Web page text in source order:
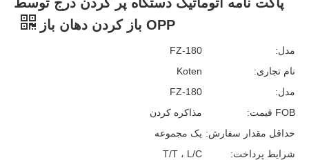
OPP باز کردن دهان باز
مدل:
FZ-180
نام تجاری:
Koten
مدل:
FZ-180
FOB قیمت:
مذاکره کردن
حداقل مقدار سفارش: یک مجموعه
شرایط پرداخت:
T/T ، L/C